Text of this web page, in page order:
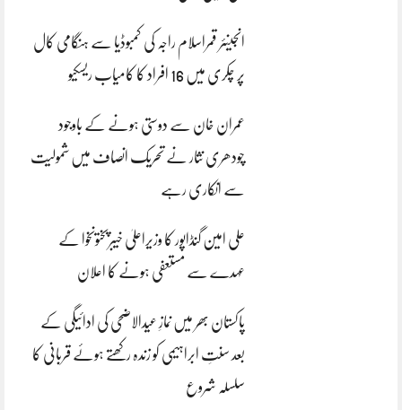
انجینئر قمراسلام راجہ کی کمبوڈیا سے ہنگامی کال
پر چکری میں 16 افراد کا کامیاب ریسکیو
عمران خان سے دوستی ہونے کے باوجود
چودھری نثار نے تحریک انصاف میں شمولیت
سے انکاری رہے
علی امین گنڈاپور کا وزیراعلیٰ خیبرپختونخوا کے
عہدے سے مستعفی ہونے کا اعلان
پاکستان بھر میں نمازِ عیدالاضحی کی ادائیگی کے
بعد سنتِ ابراہیمی کو زندہ رکھتے ہوئے قربانی کا
سلسلہ شروع